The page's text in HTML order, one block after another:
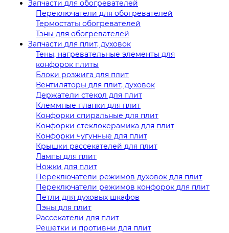
Запчасти для обогревателей
Переключатели для обогревателей
Термостаты обогревателей
Тэны для обогревателей
Запчасти для плит, духовок
Тены, нагревательные элементы для
конфорок плиты
Блоки розжига для плит
Вентиляторы для плит, духовок
Держатели стекол для плит
Клеммные планки для плит
Конфорки спиральные для плит
Конфорки стеклокерамика для плит
Конфорки чугунные для плит
Крышки рассекателей для плит
Лампы для плит
Ножки для плит
Переключатели режимов духовок для плит
Переключатели режимов конфорок для плит
Петли для духовых шкафов
Пэны для плит
Рассекатели для плит
Решетки и противни для плит